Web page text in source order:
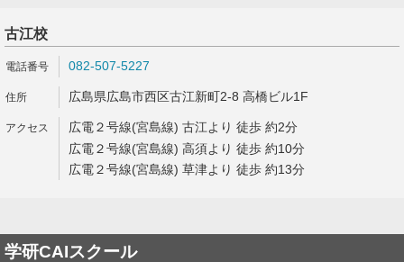
古江校
082-507-5227
広島県広島市西区古江新町2-8 高橋ビル1F
広電２号線(宮島線) 古江より 徒歩 約2分
広電２号線(宮島線) 高須より 徒歩 約10分
広電２号線(宮島線) 草津より 徒歩 約13分
学研CAIスクール